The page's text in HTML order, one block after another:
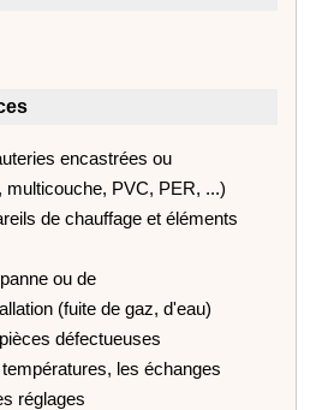
encastrées ou
multicouche, PVC, PER, ...)
de chauffage et éléments
ou de
(fuite de gaz, d'eau)
défectueuses
les échanges
réglages